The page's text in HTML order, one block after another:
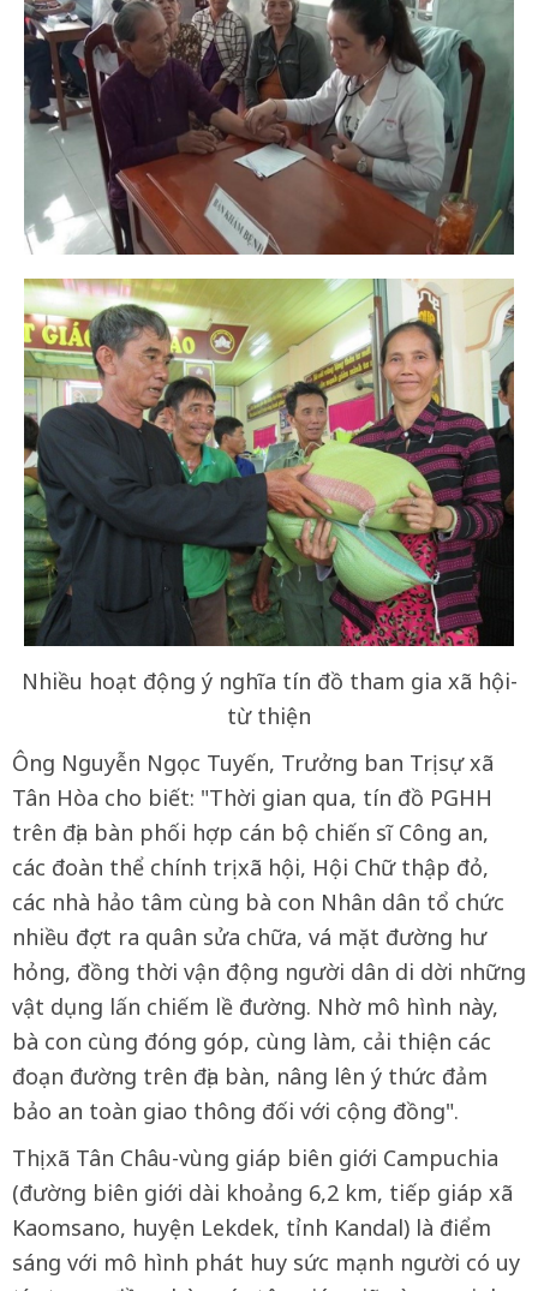
Nhiều hoạt động ý nghĩa tín đồ tham gia xã hội-
từ thiện
Ông Nguyễn Ngọc Tuyến, Trưởng ban Trị sự xã
Tân Hòa cho biết: "Thời gian qua, tín đồ PGHH
trên địa bàn phối hợp cán bộ chiến sĩ Công an,
các đoàn thể chính trị xã hội, Hội Chữ thập đỏ,
các nhà hảo tâm cùng bà con Nhân dân tổ chức
nhiều đợt ra quân sửa chữa, vá mặt đường hư
hỏng, đồng thời vận động người dân di dời những
vật dụng lấn chiếm lề đường. Nhờ mô hình này,
bà con cùng đóng góp, cùng làm, cải thiện các
đoạn đường trên địa bàn, nâng lên ý thức đảm
bảo an toàn giao thông đối với cộng đồng".
Thị xã Tân Châu-vùng giáp biên giới Campuchia
(đường biên giới dài khoảng 6,2 km, tiếp giáp xã
Kaomsano, huyện Lekdek, tỉnh Kandal) là điểm
sáng với mô hình phát huy sức mạnh người có uy